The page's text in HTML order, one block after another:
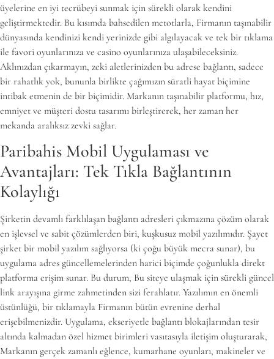
üyelerine en iyi tecrübeyi sunmak için sürekli olarak kendini
geliştirmektedir. Bu kısımda bahsedilen metotlarla, Firmanın taşınabilir
dünyasında kendinizi kendi yerinizde gibi algılayacak ve tek bir tıklama
ile favori oyunlarınıza ve casino oyunlarınıza ulaşabileceksiniz.
Aklınızdan çıkarmayın, zeki aletlerinizden bu adrese bağlantı, sadece
bir rahatlık yok, bununla birlikte çağımızın süratli hayat biçimine
intibak etmenin de bir biçimidir. Markanın taşınabilir platformu, hız,
emniyet ve müşteri dostu tasarımı birleştirerek, her zaman her
mekanda aralıksız zevki sağlar.
Paribahis Mobil Uygulaması ve
Avantajları: Tek Tıkla Bağlantının
Kolaylığı
Şirketin devamlı farklılaşan bağlantı adresleri çıkmazına çözüm olarak
en işlevsel ve sabit çözümlerden biri, kuşkusuz mobil yazılımıdır. Şayet
şirket bir mobil yazılım sağlıyorsa (ki çoğu büyük mecra sunar), bu
uygulama adres güncellemelerinden harici biçimde çoğunlukla direkt
platforma erişim sunar. Bu durum, Bu siteye ulaşmak için sürekli güncel
link arayışına girme zahmetinden sizi ferahlatır. Yazılımın en önemli
üstünlüğü, bir tıklamayla Firmanın bütün evrenine derhal
erişebilmenizdir. Uygulama, ekseriyetle bağlantı blokajlarından tesir
altında kalmadan özel hizmet birimleri vasıtasıyla iletişim oluşturarak,
Markanın gerçek zamanlı eğlence, kumarhane oyunları, makineler ve